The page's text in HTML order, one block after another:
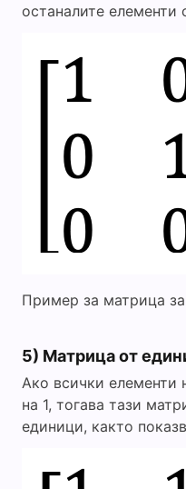
останалите елементи
Пример за матрица
5) Матрица от
Ако всички елементи
на 1, тогава тази
единици, както